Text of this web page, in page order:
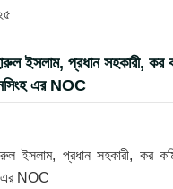
ইসলাম, প্রধান সহকারী, কর
এর NOC
ইসলাম, প্রধান সহকারী, কর
এর NOC